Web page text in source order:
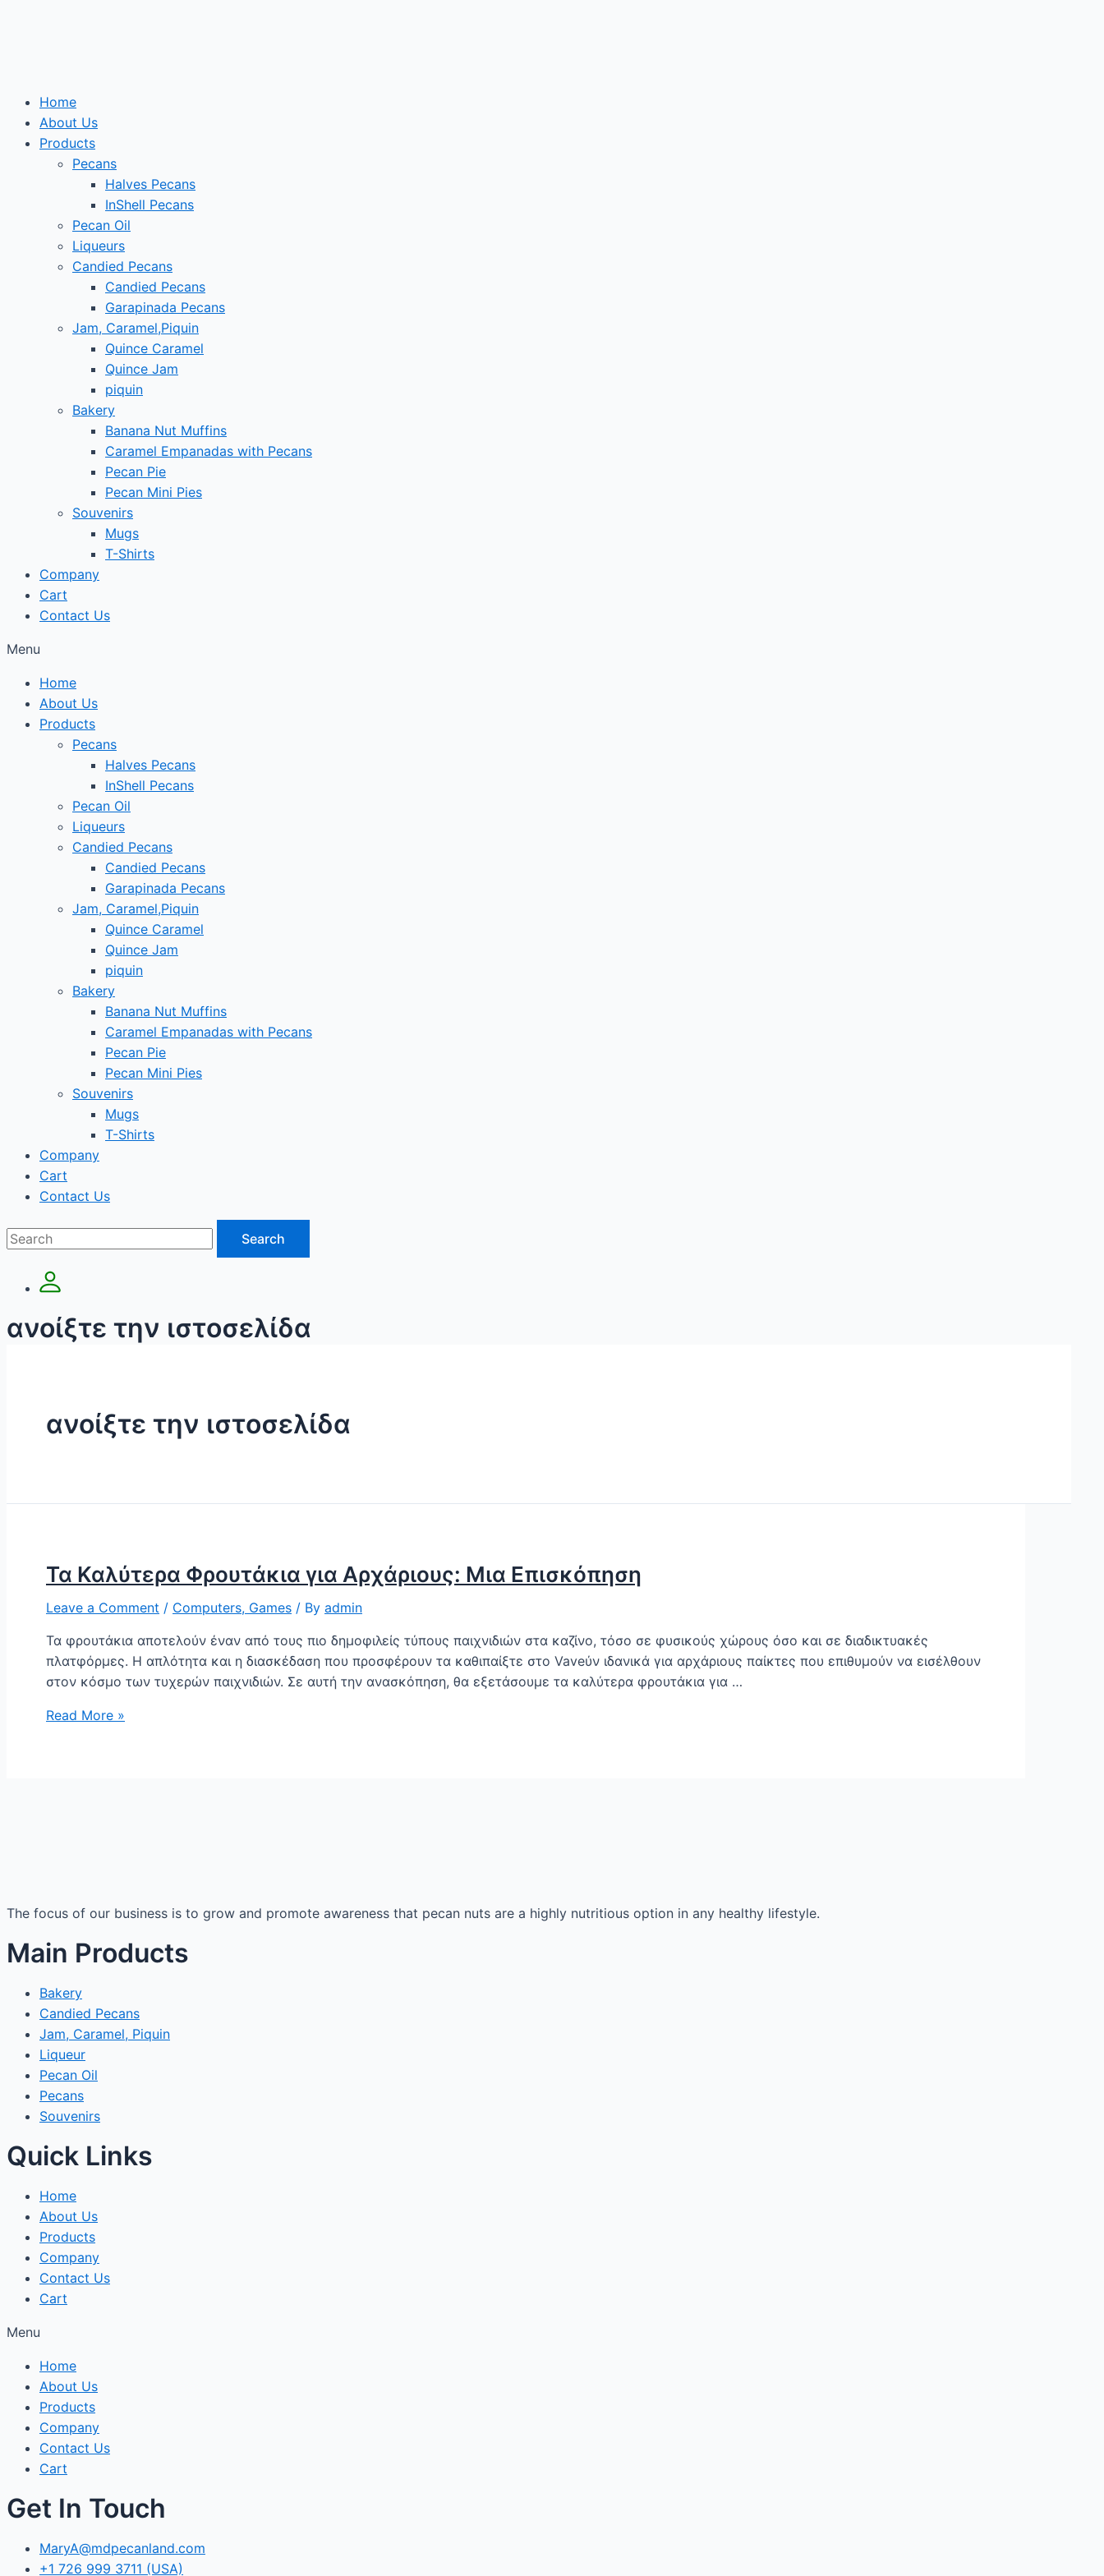
Home
About Us
Products
Pecans
Halves Pecans
InShell Pecans
Pecan Oil
Liqueurs
Candied Pecans
Candied Pecans
Garapinada Pecans
Jam, Caramel,Piquin
Quince Caramel
Quince Jam
piquin
Bakery
Banana Nut Muffins
Caramel Empanadas with Pecans
Pecan Pie
Pecan Mini Pies
Souvenirs
Mugs
T-Shirts
Company
Cart
Contact Us
Menu
Home
About Us
Products
Pecans
Halves Pecans
InShell Pecans
Pecan Oil
Liqueurs
Candied Pecans
Candied Pecans
Garapinada Pecans
Jam, Caramel,Piquin
Quince Caramel
Quince Jam
piquin
Bakery
Banana Nut Muffins
Caramel Empanadas with Pecans
Pecan Pie
Pecan Mini Pies
Souvenirs
Mugs
T-Shirts
Company
Cart
Contact Us
Search
ανοίξτε την ιστοσελίδα
ανοίξτε την ιστοσελίδα
Τα Καλύτερα Φρουτάκια για Αρχάριους: Μια Επισκόπηση
Leave a Comment / Computers, Games / By admin
Τα φρουτάκια αποτελούν έναν από τους πιο δημοφιλείς τύπους παιχνιδιών στα καζίνο, τόσο σε φυσικούς χώρους όσο και σε διαδικτυακές
πλατφόρμες. Η απλότητα και η διασκέδαση που προσφέρουν τα καθιπαίξτε στο Vaveύν ιδανικά για αρχάριους παίκτες που επιθυμούν να εισέλθουν
στον κόσμο των τυχερών παιχνιδιών. Σε αυτή την ανασκόπηση, θα εξετάσουμε τα καλύτερα φρουτάκια για …
Τα
Read More »
The focus of our business is to grow and promote awareness that pecan nuts are a highly nutritious option in any healthy lifestyle.
Main Products
Bakery
Candied Pecans
Jam, Caramel, Piquin
Liqueur
Pecan Oil
Pecans
Souvenirs
Quick Links
Home
About Us
Products
Company
Contact Us
Cart
Menu
Home
About Us
Products
Company
Contact Us
Cart
Get In Touch
MaryA@mdpecanland.com
+1 726 999 3711 (USA)